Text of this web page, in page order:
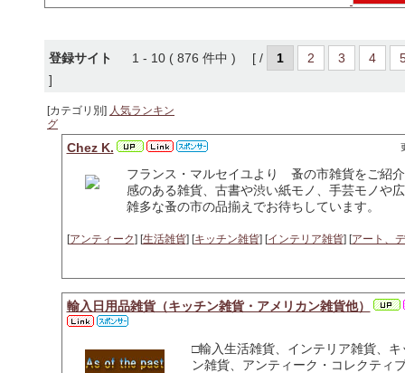
登録サイト 1 - 10 ( 876 件中 ) [ / 1 2 3 4
]
[カテゴリ別] 人気ランキン
グ
Chez K.
フランス・マルセイユより 蚤の市雑貨をご
感のある雑貨、古書や渋い紙モノ、手芸モノや
雑多な蚤の市の品揃えでお待ちしています。
[アンティーク] [生活雑貨] [キッチン雑貨] [インテリア雑貨] [アート、
輸入日用品雑貨（キッチン雑貨・アメリカン雑貨他）
□輸入生活雑貨、インテリア雑貨、
ン雑貨、アンティーク・コレクティ